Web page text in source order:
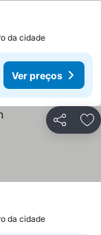
da cidade
Ver preços
Partilhar
da cidade